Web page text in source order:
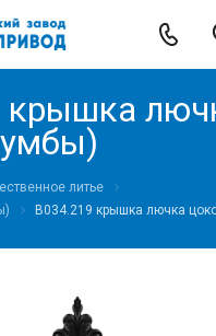
крышка
литье
В034.219 крышка лючка